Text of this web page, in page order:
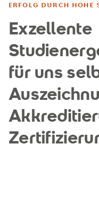
ERFOLG DURCH HOHE
Exzellente
für uns